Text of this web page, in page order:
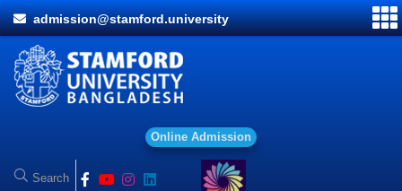
admission@stamford.university
Onl ine Ad mission